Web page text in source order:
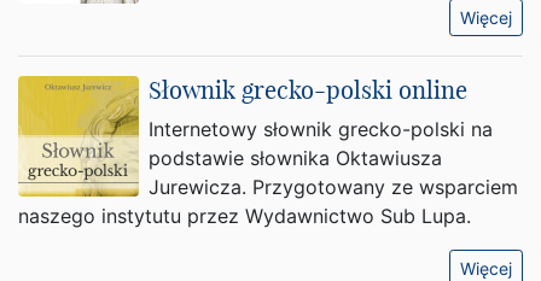
Więcej
Słownik grecko-polski online
Internetowy słownik grecko-polski na
podstawie słownika Oktawiusza
Jurewicza. Przygotowany ze wsparciem
naszego instytutu przez Wydawnictwo Sub Lupa.
Więcej